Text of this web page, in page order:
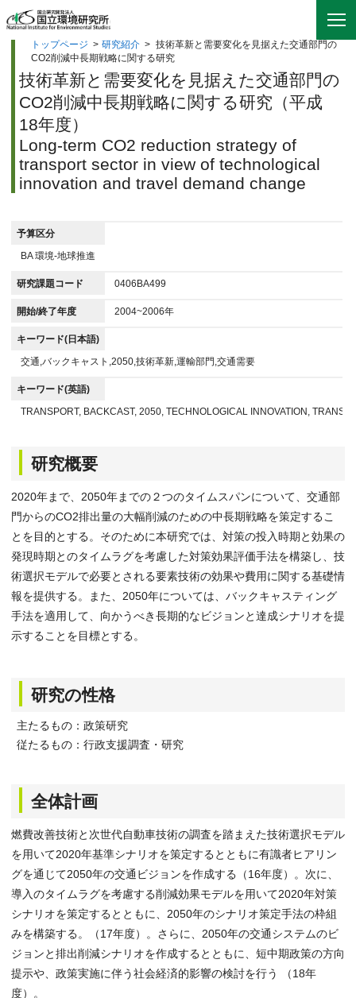
トップページ > 研究紹介 > 技術革新と需要変化を見据えた交通部門の
CO2削減中長期戦略に関する研究
技術革新と需要変化を見据えた交通部門の
CO2削減中長期戦略に関する研究（平成
18年度）
Long-term CO2 reduction strategy of
transport sector in view of technological
innovation and travel demand change
予算区分
BA 環境-地球推進
研究課題コード 0406BA499
開始/終了年度 2004~2006年
キーワード(日本語)
交通,バックキャスト,2050,技術革新,運輸部門,交通需要
キーワード(英語)
TRANSPORT, BACKCAST, 2050, TECHNOLOGICAL INNOVATION,
研究概要
2020年まで、2050年までの２つのタイムスパンについて、交通部
門からのCO2排出量の大幅削減のための中長期戦略を策定するこ
とを目的とする。そのために本研究では、対策の投入時期と効果の
発現時期とのタイムラグを考慮した対策効果評価手法を構築し、技
術選択モデルで必要とされる要素技術の効果や費用に関する基礎情
報を提供する。また、2050年については、バックキャスティング
手法を適用して、向かうべき長期的なビジョンと達成シナリオを提
示することを目標とする。
研究の性格
主たるもの：政策研究
従たるもの：行政支援調査・研究
全体計画
燃費改善技術と次世代自動車技術の調査を踏まえた技術選択モデル
を用いて2020年基準シナリオを策定するとともに有識者ヒアリン
グを通じて2050年の交通ビジョンを作成する（16年度）。次に、
導入のタイムラグを考慮する削減効果モデルを用いて2020年対策
シナリオを策定するとともに、2050年のシナリオ策定手法の枠組
みを構築する。（17年度）。さらに、2050年の交通システムのビ
ジョンと排出削減シナリオを作成するとともに、短中期政策の方向
提示や、政策実施に伴う社会経済的影響の検討を行う （18年
度）。